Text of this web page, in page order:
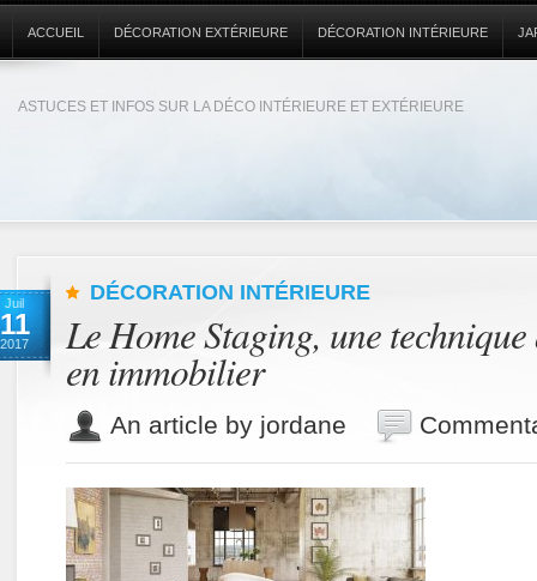
ASTUCES ET INFOS SUR LA DÉCO INTÉRIEURE ET EXTÉRIEURE
ACCUEIL DÉCORATION EXTÉRIEURE DÉCORATION INTÉRIEURE
Juil
11
2017
DÉCORATION INTÉRIEURE
Le Home Staging, une
en immobilier
An article by jordane